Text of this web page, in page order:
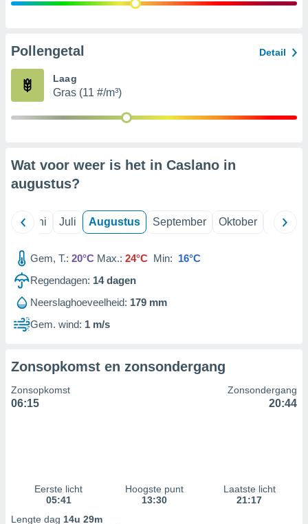
Pollengetal Detail
Laag
Gras (11 #/m³)
Wat voor weer is het in Caslano in
augustus?
Juni Juli Augustus September Oktober
Gem, T.: 20°C Max.: 24°C Min: 16°C
Regendagen: 14dagen
Neerslaghoeveelheid: 179 mm
Gem. wind: 1 m/s
Zonsopkomst en zonsondergang
Zonsopkomst
06:15
Zonsondergang
20:44
Eerste licht
05:41
Hoogste punt
13:30
Laatste licht
21:17
Lengte dag 14u 29m